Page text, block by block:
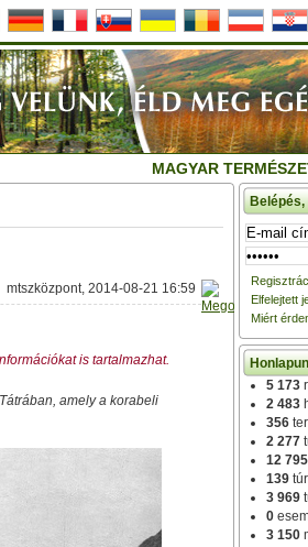
MAGYAR
mtszközpont, 2014-08-21 16:59
is tartalmazhat.
amely a korabeli
Elfelejtett
Miért
5 173
2 483
356
2 277
12 795
139
3 969
0
3 150